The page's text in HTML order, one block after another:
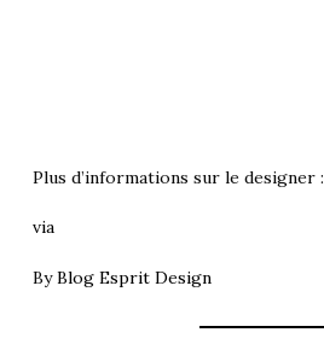
Plus d’informations sur le designer :
via
ByBlog Esprit Design